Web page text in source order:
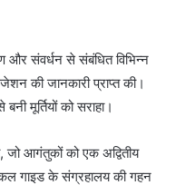
और संवर्धन से संबंधित विभिन्न
की जानकारी प्राप्त की।
मूर्तियों को सराहा।
जो आगंतुकों को एक अद्वितीय
गाइड के संग्रहालय की गहन